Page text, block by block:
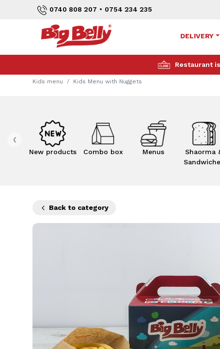
0740 808 207 • 0754 234 235
DELIVERY
Restaurant
Kids menu Kids Menu with Nuggets
New products Combo box Menus
Shaorma
‹
Back to category